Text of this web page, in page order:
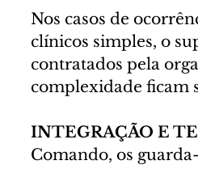
Nos casos de
clínicos simples, o
contratados pela
complexidade ficam
INTEGRAÇÃO E
Comando, os